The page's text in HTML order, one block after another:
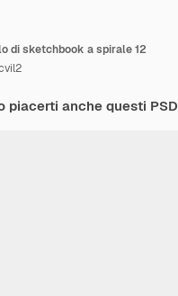
di sketchbook a spirale 12
piacerti anche questi PSD